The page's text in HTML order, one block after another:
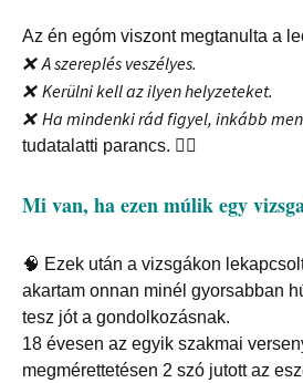
Az én egóm viszont megtanulta a
❌A szereplés veszélyes.
❌ Kerülni kell az ilyen helyzeteket.
❌ Ha mindenki rád figyel, inkább
tudatalatti parancs. 🏃‍♀️
Mi van, ha ezen múlik egy
🧠 Ezek után a vizsgákon
akartam onnan minél gyorsabban
tesz jót a gondolkozásnak.
18 évesen az egyik szakmai
megmérettetésen 2 szó jutott az